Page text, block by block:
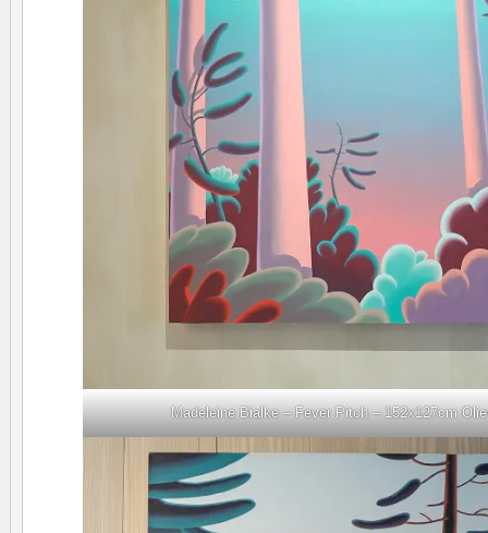
Madeleine Bialke – Fever Pitch – 152x127cm